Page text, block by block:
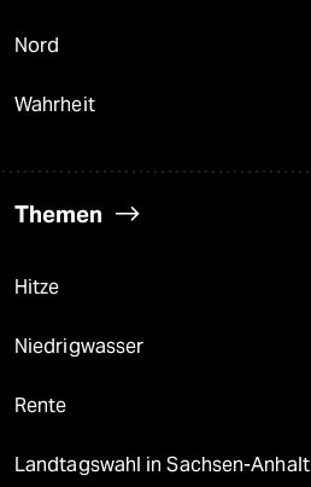
Nord
Wahrheit
Themen
Hitze
Niedrigwasser
Rente
Landtagswahl in Sachsen-Anhalt